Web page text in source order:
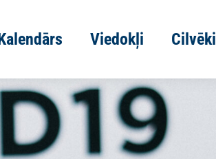
Viedokļi Cilvēki